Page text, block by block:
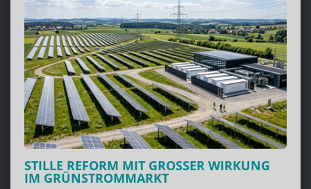
STILLE REFORM MIT GROSSER WIRKUNG I
M GRÜNSTROMMARKT